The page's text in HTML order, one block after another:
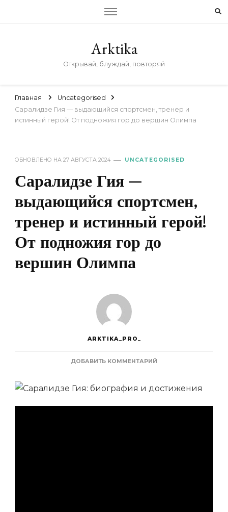
Arktika
Открывай, блуждай, повторяй
Главная
Uncategorised
Саралидзе Гия — выдающийся спортсмен, тренер и
истинный герой! От подножия гор до вершин Олимпа
ОБНОВЛЕНО НА 27 АВГУСТА 2024 UNCATEGORISED
Саралидзе Гия —
выдающийся спортсмен,
тренер и истинный герой!
От подножия гор до
вершин Олимпа
ARKTIKA_PRO_
ДОБАВИТЬ КОММЕНТАРИЙ
ГИЯ
ВЫДАЮЩИЙСЯ